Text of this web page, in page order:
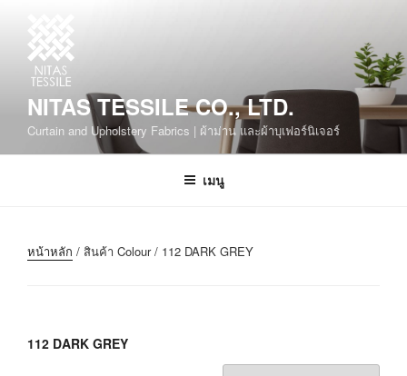
NITAS TESSILE CO., LTD.
Curtain and Upholstery Fabrics | ผ้าม่าน และผ้าบุเฟอร์นิเจอร์
เมนู
หน้าหลัก / สินค้า Colour / 112 DARK GREY
112 DARK GREY